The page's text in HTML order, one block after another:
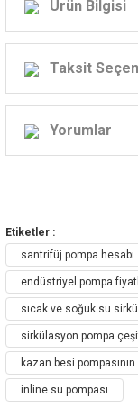
Ürün Bilgisi
LEO
İNLİNE
LPP
Pompa LPP-
Uygulanması
HVAC(Isıtma,
sirkülasyonu, kazan
aralıklı ısı kaynağı
Taksit
Yorumlar
Etiketler :
santrifüj pompa hesabı
endüstriyel pompa
sıcak ve soğuk su
sirkülasyon pompa
kazan besi
inline su pompası